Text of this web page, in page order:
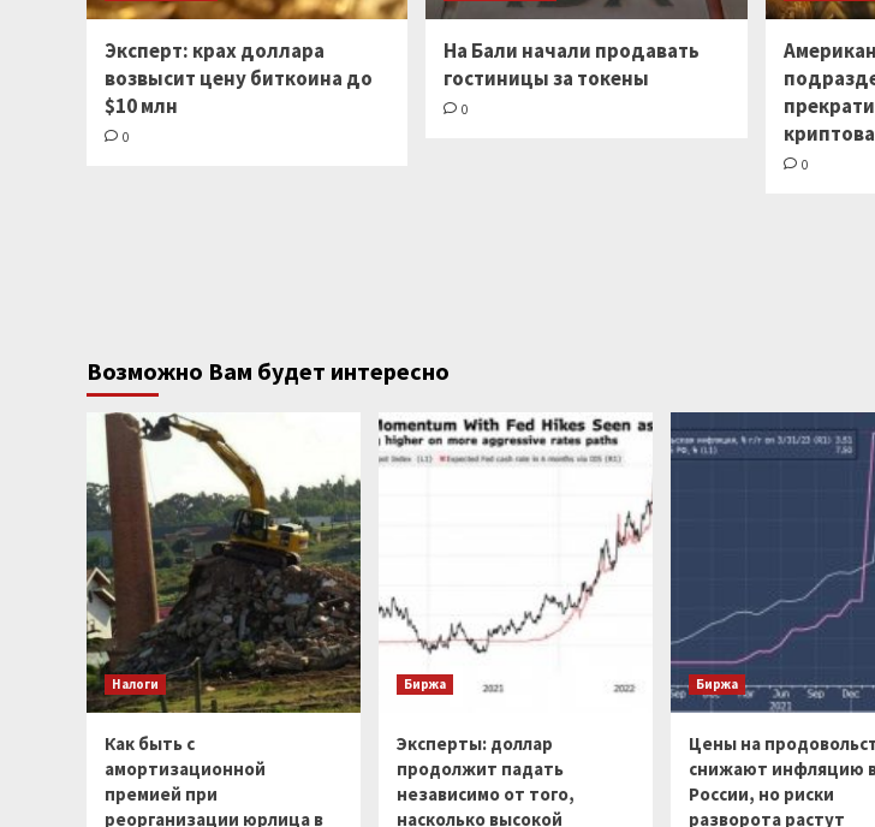
Эксперт: крах доллара
возвысит цену биткоина до
$10 млн
0
На Бали начали продавать
гостиницы за токены
0
0
Возможно Вам будет интересно
Налоги
Как быть с
амортизационной
премией при
реорганизации юрлица в
Биржа
Эксперты: доллар
продолжит падать
независимо от того,
насколько высокой
Биржа
Цены на
снижают инфляцию
России, но риски
разворота растут